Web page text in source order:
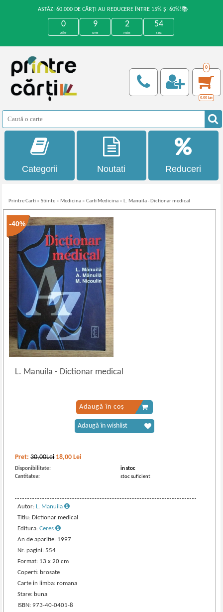
ASTĂZI 60.000 DE CĂRȚI AU REDUCERE ÎNTRE 15% ȘI 60%!📚
0
zile
9
ore
2
min
54
sec
0
0,00 Lei
Categorii Noutati Reduceri
Printre Carti »Stiinte » Medicina »Carti Medicina » L. Manuila - Dictionar medical
-40%
L. Manuila- Dictionar medical
Pret:30,00Lei 18,00 Lei
Disponibilitate:
in stoc
Cantitatea:
stoc suficient
Autor:L. Manuila
Titlu: Dictionar medical
Editura:Ceres
An de aparitie: 1997
Nr. pagini: 554
Format: 13 x 20 cm
Coperti: brosate
Carte in limba: romana
Stare: buna
ISBN: 973-40-0401-8
Adaugă în coș
Adaugă în wishlist